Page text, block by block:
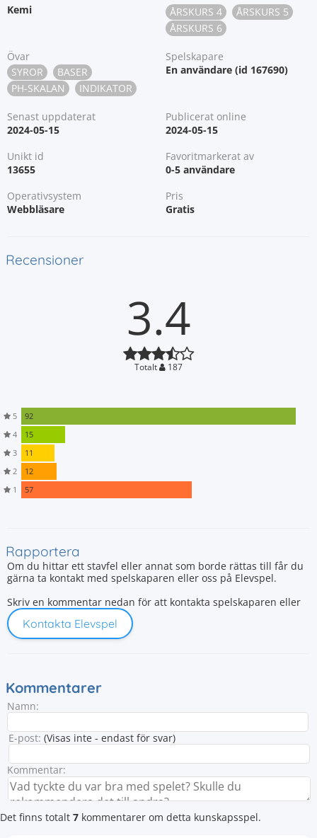
Kemi
ÅRSKURS 4
ÅRSKURS 5
ÅRSKURS 6
Övar
SYROR
BASER
PH-SKALAN
INDIKATOR
Spelskapare
En användare (id 167690)
Senast uppdaterat
2024-05-15
Publicerat online
2024-05-15
Unikt id
13655
Favoritmarkerat av
0-5 användare
Operativsystem
Webbläsare
Pris
Gratis
Recensioner
3.4
Totalt 187
5
92
4
15
3
11
2
12
1
57
Rapportera
Om du hittar ett stavfel eller annat som borde rättas till får du
gärna ta kontakt med spelskaparen eller oss på Elevspel.
Skriv en kommentar nedan för att kontakta spelskaparen eller
Kontakta Elevspel
Kommentarer
Namn:
E-post: (Visas inte - endast för svar)
Kommentar:
Det finns totalt 7 kommentarer om detta kunskapsspel.